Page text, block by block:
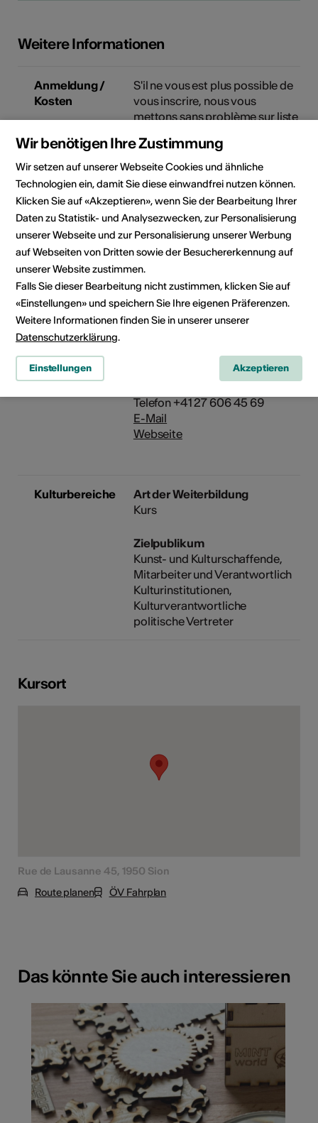
Weitere Informationen
Anmeldung /
Kosten
S'il ne vous est plus possible de
vous inscrire, nous vous
mettons sans problème sur liste
courriel àinfo@culturevalais.ch
en indiquant que vous souhaitez
participer à la formation.
Kosten
CHF 50.-
Bankverbindung
Association Culture Valais
Rue de Lausanne 45
1950 Sion
IBAN Nummer: CH88 8080
8001 6653 5524 2
Veranstalter
Rue de Lausanne 45
Telefon +41 27 606 45 69
E-Mail
Webseite
Kulturbereiche
Art der Weiterbildung
Kurs
Zielpublikum
Kunst- und Kulturschaffende,
Mitarbeiter und Verantwortlich
Kulturinstitutionen,
Kulturverantwortliche
politische Vertreter
Kursort
Rue de Lausanne 45, 1950 Sion
Route planen
ÖV Fahrplan
Das könnte Sie auch interessieren
Wir benötigen Ihre Zustimmung
Wir setzen auf unserer Webseite Cookies und ähnliche
Technologien ein, damit Sie diese einwandfrei nutzen können.
Klicken Sie auf «Akzeptieren», wenn Sie der Bearbeitung Ihrer
Daten zu Statistik- und Analysezwecken, zur Personalisierung
unserer Webseite und zur Personalisierung unserer Werbung
auf Webseiten von Dritten sowie der Besuchererkennung auf
unserer Website zustimmen.
Falls Sie dieser Bearbeitung nicht zustimmen, klicken Sie auf
«Einstellungen» und speichern Sie Ihre eigenen Präferenzen.
Weitere Informationen finden Sie in unserer unserer
Datenschutzerklärung.
Einstellungen Akzeptieren